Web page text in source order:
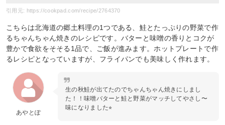
引用元: https://cookpad.com/recipe/2764370
こちらは北海道の郷土料理の1つである、鮭とたっぷりの野菜で作
るちゃんちゃん焼きのレシピです。バターと味噌の香りとコクが
豊かで食欲をそそる1品で、ご飯が進みます。ホットプレートで作
るレシピとなっていますが、フライパンでも美味しく作れます。
あやとぽ
生の秋鮭が出てたのでちゃんちゃん焼きにしまし
た！！味噌バターと鮭と野菜がマッチしてやさし〜
味になりました⭐︎